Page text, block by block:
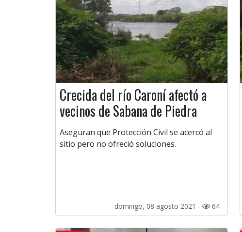
Crecida del río Caroní afectó a
vecinos de Sabana de Piedra
Aseguran que Protección Civil se acercó al
sitio pero no ofreció soluciones.
domingo, 08 agosto 2021 - 64